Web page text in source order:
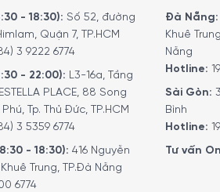
- 18:30): Số 52, đường
Quận 7, TP.HCM
3 9222 6774
- 22:00): L3-16a, Tầng
PLACE, 88 Song
Tp. Thủ Đức, TP.HCM
3 5359 6774
- 18:30): 416 Nguyễn
Khuê Trung, TP.Đà Nẵng
6774
Đà Nẵng:
Khuê
Nẵng
Hotline:
Sài Gòn:
Bình
Hotline:
Tư vấn